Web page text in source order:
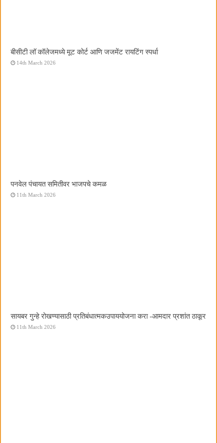
बीसीटी लॉ कॉलेजमध्ये मूट कोर्ट आणि जजमेंट रायटिंग स्पर्धा
14th March 2026
पनवेल पंचायत समितीवर भाजपचे कमळ
11th March 2026
सायबर गुन्हे रोखण्यासाठी प्रतिबंधात्मकउपाययोजना करा -आमदार प्रशांत ठाकूर
11th March 2026